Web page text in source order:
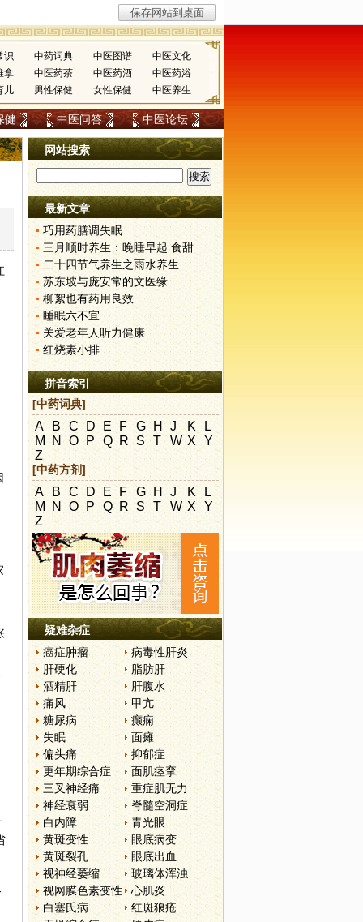
识 中药词典 中医图谱
中医文化
拿
中医药茶 中医药酒
中医药浴
儿
男性保健 女性保健 中医养生
健 中医问答 中医论坛
网站搜索
最新文章
巧用药膳调失眠
三月顺时养生：晚睡早起 食甜养肝
二十四节气养生之雨水养生
苏东坡与庞安常的文医缘
柳絮也有药用良效
睡眠六不宜
关爱老年人听力健康
红烧素小排
拼音索引
[中药词典]
A B C D E F G H J K
L
M N O P Q R S T W X
Y
Z
[中药方剂]
A B C D E F G H J K
L
M N O P Q R S T W X
Y
Z
疑难杂症
癌症肿瘤
病毒性肝炎
肝硬化
脂肪肝
酒精肝
肝腹水
痛风
甲亢
糖尿病
癫痫
失眠
面瘫
偏头痛
抑郁症
更年期综合症
面肌痉挛
三叉神经痛
重症肌无力
神经衰弱
脊髓空洞症
白内障
青光眼
黄斑变性
眼底病变
黄斑裂孔
眼底出血
视神经萎缩
玻璃体浑浊
视网膜色素变性
心肌炎
白塞氏病
红斑狼疮